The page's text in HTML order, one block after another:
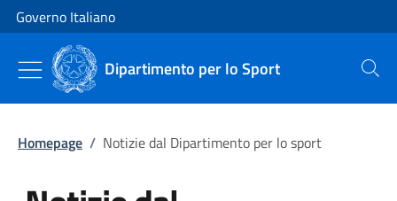
Vai al contenuto
Vai alla navigazione del sito
Governo Italiano
Dipartimento per lo Sport Cerca
Homepage / Notizie dal Dipartimento per lo sport